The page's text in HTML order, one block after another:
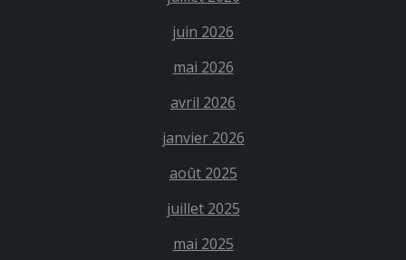
juin 2026
mai 2026
avril 2026
janvier 2026
août 2025
juillet 2025
mai 2025